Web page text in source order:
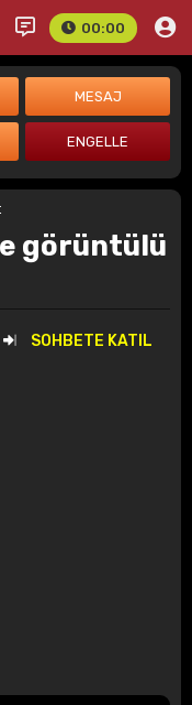
00:00
görüntülü
SOHBETE KATIL